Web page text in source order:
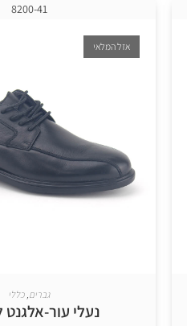
8200-41
אזל המלאי
גברים כללי
נעלי עור-אלגנט